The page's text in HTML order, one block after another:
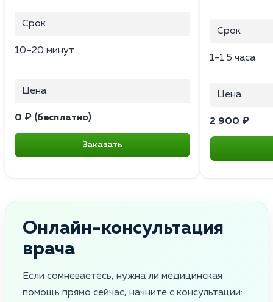
Срок
10–20 минут
Цена
0 ₽ (бесплатно)
Заказать
Срок
1–1.5 часа
Цена
2 900 ₽
Онлайн-консультация
врача
Если сомневаетесь, нужна ли медицинская
помощь прямо сейчас, начните с консультации: